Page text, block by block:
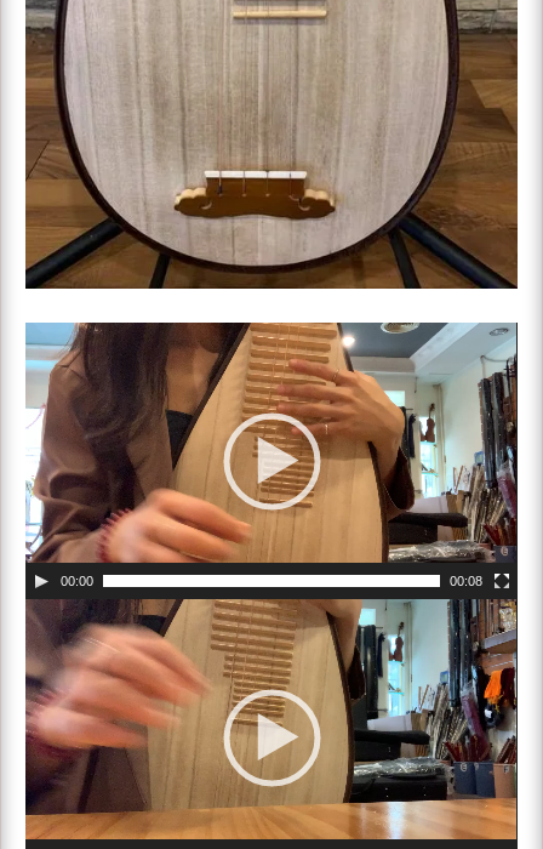
影
片
播
放
器
00:00 00:08
影
片
播
放
器